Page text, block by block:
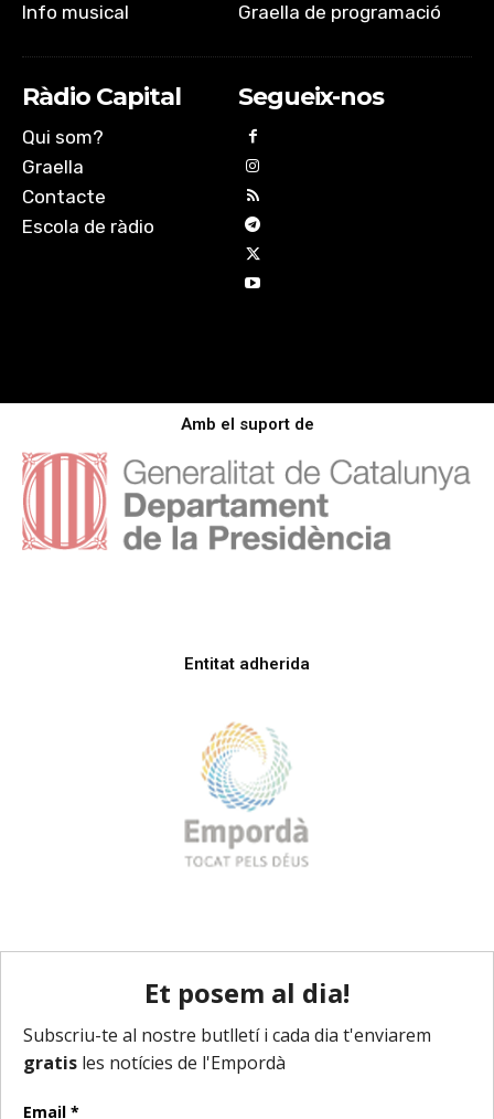
Info musical
Graella de programació
Ràdio Capital
Qui som?
Graella
Contacte
Escola de ràdio
Segueix-nos
Amb el suport de
Entitat adherida